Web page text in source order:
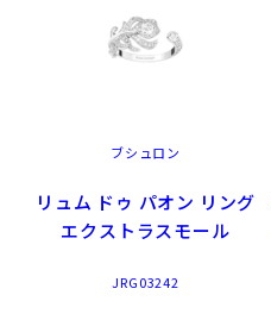
ブシュロン
リュム ドゥ パオン リング
エクストラスモール
JRG03242